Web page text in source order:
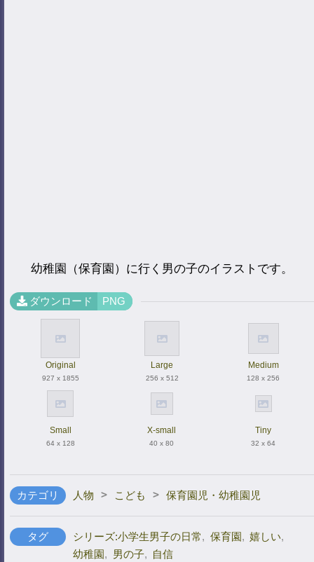
幼稚園（保育園）に行く男の子のイラストです。
ダウンロード PNG
Original
927 x 1855
Large
256 x 512
Medium
128 x 256
Small
64 x 128
X-small
40 x 80
Tiny
32 x 64
カテゴリ 人物 > こども > 保育園児・幼稚園児
タグ シリーズ:小学生男子の日常, 保育園, 嬉しい,
幼稚園, 男の子, 自信